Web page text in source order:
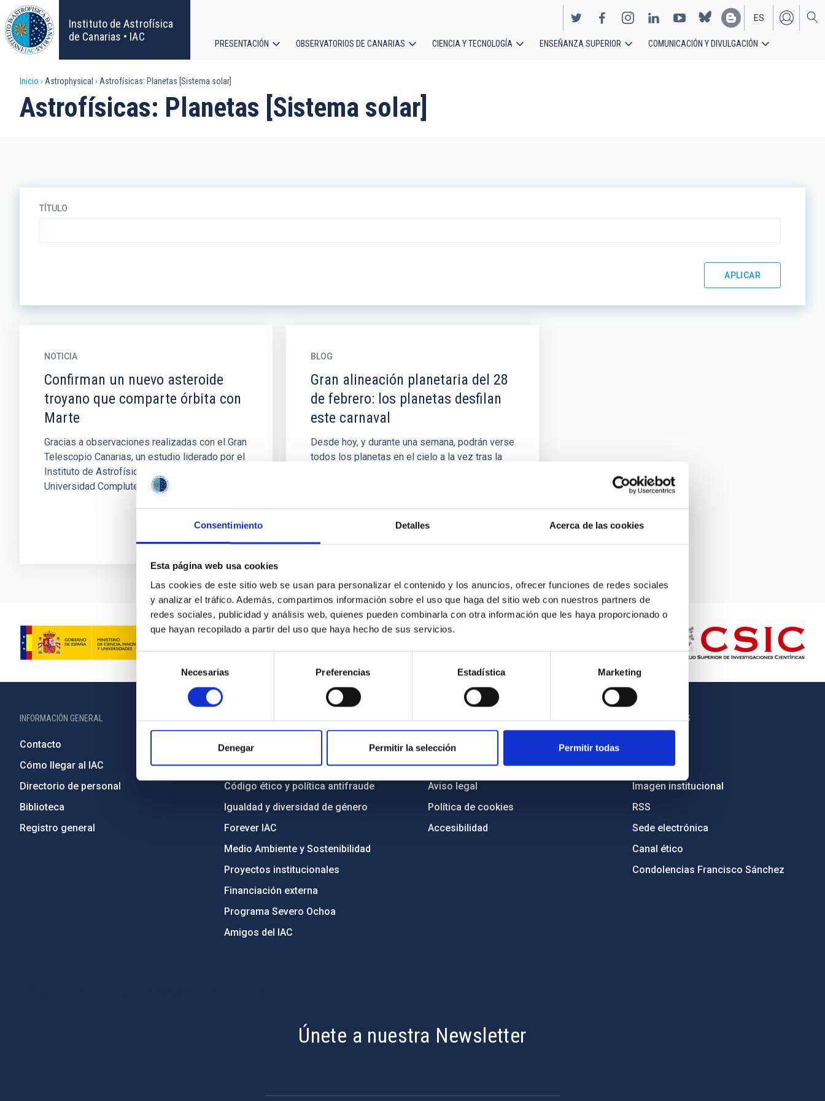
Consentimiento Detalles Acerca de las cookies
Esta página web usa cookies
Las cookies de este sitio web se usan para personalizar el contenido y los anuncios, ofrecer funciones de redes sociales
y analizar el tráfico. Además, compartimos información sobre el uso que haga del sitio web con nuestros partners de
redes sociales, publicidad y análisis web, quienes pueden combinarla con otra información que les haya proporcionado o
que hayan recopilado a partir del uso que haya hecho de sus servicios.
Selección
consentimiento
Necesarias Preferencias Estadística Marketing
Denegar Permitir la selección Permitir todas
Pasar
al
contenido
principal
Instituto de Astrofísica
de Canarias • IAC
EN
ES
principal
PRESENTACIÓN OBSERVATORIOS DE CANARIAS CIENCIA Y TECNOLOGÍA ENSEÑANZA SUPERIOR COMUNICACIÓN Y DIVULGACIÓN
Sobrescribir
enlaces
Inicio Astrophysical Astrofísicas: Planetas [Sistema solar]
Astrofísicas: Planetas [Sistema solar]
TÍTULO
NOTICIA
Confirman un nuevo asteroide
troyano que comparte órbita con
Marte
Gracias a observaciones realizadas con el Gran
Telescopio Canarias, un estudio liderado por el
Instituto de Astrofísica de Canarias y la
Universidad Complutense...
BLOG
Gran alineación planetaria del 28
de febrero: los planetas desfilan
este carnaval
Desde hoy, y durante una semana, podrán verse
todos los planetas en el cielo a la vez tras la
INFORMACIÓN GENERAL
Contacto
Cómo llegar al IAC
Directorio de personal
Biblioteca
Registro general
INFORMACIÓN INSTITUCIONAL
Legislación
Transparencia
Código ético y política antifraude
Igualdad y diversidad de género
Forever IAC
Medio Ambiente y Sostenibilidad
Proyectos institucionales
Financiación externa
Programa Severo Ochoa
Amigos del IAC
PORTAL DEL IAC
Mapa web
Políticas de privacidad
Aviso legal
Política de cookies
Accesibilidad
OTROS ENLACES
Licitaciones
Imagen institucional
RSS
Sede electrónica
Canal ético
Condolencias Francisco Sánchez
Únete a nuestra Newsletter